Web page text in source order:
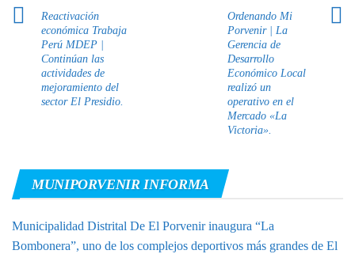
Reactivación
económica Trabaja
Perú MDEP |
Continúan las
actividades de
mejoramiento del
sector El Presidio.
Ordenando Mi
Porvenir | La
Gerencia de
Desarrollo
Económico Local
realizó un
operativo en el
Mercado «La
Victoria».
MUNIPORVENIR INFORMA
Municipalidad Distrital De El Porvenir inaugura “La
Bombonera”, uno de los complejos deportivos más grandes de El